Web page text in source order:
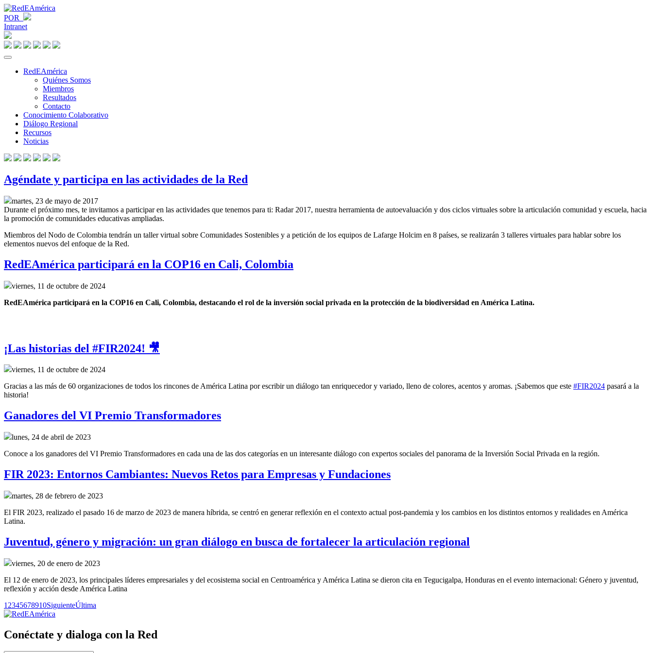
POR
Intranet
RedEAmérica
Quiénes Somos
Miembros
Resultados
Contacto
Conocimiento Colaborativo
Diálogo Regional
Recursos
Noticias
Agéndate y participa en las actividades de la Red
martes, 23 de mayo de 2017
Durante el próximo mes, te invitamos a participar en las actividades que tenemos para ti: Radar 2017, nuestra herramienta de autoevaluación y dos ciclos virtuales sobre la articulación comunidad y escuela, hacia
la promoción de comunidades educativas ampliadas.
Miembros del Nodo de Colombia tendrán un taller virtual sobre Comunidades Sostenibles y a petición de los equipos de Lafarge Holcim en 8 países, se realizarán 3 talleres virtuales para hablar sobre los
elementos nuevos del enfoque de la Red.
RedEAmérica participará en la COP16 en Cali, Colombia
viernes, 11 de octubre de 2024
RedEAmérica participará en la COP16 en Cali, Colombia, destacando el rol de la inversión social privada en la protección de la biodiversidad en América Latina.
¡Las historias del #FIR2024! 🎥
viernes, 11 de octubre de 2024
Gracias a las más de 60 organizaciones de todos los rincones de América Latina por escribir un diálogo tan enriquecedor y variado, lleno de colores, acentos y aromas. ¡Sabemos que este #FIR2024 pasará a la
historia!
Ganadores del VI Premio Transformadores
lunes, 24 de abril de 2023
Conoce a los ganadores del VI Premio Transformadores en cada una de las dos categorías en un interesante diálogo con expertos sociales del panorama de la Inversión Social Privada en la región.
FIR 2023: Entornos Cambiantes: Nuevos Retos para Empresas y Fundaciones
martes, 28 de febrero de 2023
El FIR 2023, realizado el pasado 16 de marzo de 2023 de manera híbrida, se centró en generar reflexión en el contexto actual post-pandemia y los cambios en los distintos entornos y realidades en América
Latina.
Juventud, género y migración: un gran diálogo en busca de fortalecer la articulación regional
viernes, 20 de enero de 2023
El 12 de enero de 2023, los principales líderes empresariales y del ecosistema social en Centroamérica y América Latina se dieron cita en Tegucigalpa, Honduras en el evento internacional: Género y juventud,
reflexión y acción desde América Latina
1 2345678910SiguienteÚltima
Conéctate y dialoga con la Red